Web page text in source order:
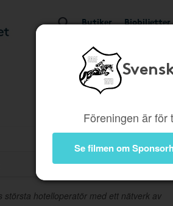
Butiker Biobiljetter
Föreningen är för
Se filmen om
största hotelloperatör med ett nätverk av